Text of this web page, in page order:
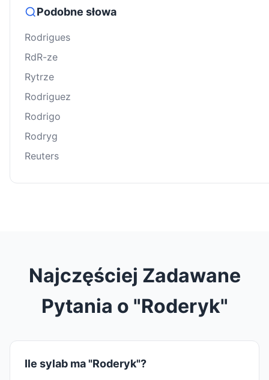
Podobne słowa
Rodrigues
RdR-ze
Rytrze
Rodriguez
Rodrigo
Rodryg
Reuters
Najczęściej Zadawane
Pytania o "Roderyk"
Ile sylab ma "Roderyk"?